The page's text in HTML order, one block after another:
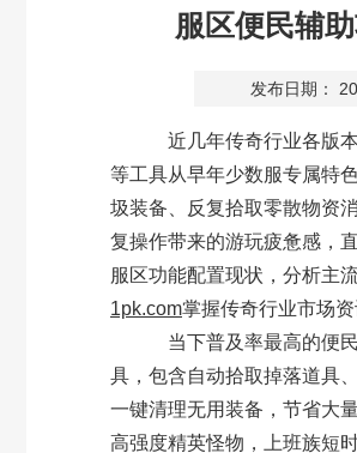
服区便民辅
发布日期：
近几年传奇行业各版本服
等工具从早年少数服专属特
圾装备、反复拾取零散物资
复操作带来的游玩疲惫感，
服区功能配置现状，分析主
1pk.com掌握传奇行业市场资
当下普及率最高的便民功
具，包含自动拾取掉落道具
一键清理无用装备，节省大
高强度精英怪物，上班族短